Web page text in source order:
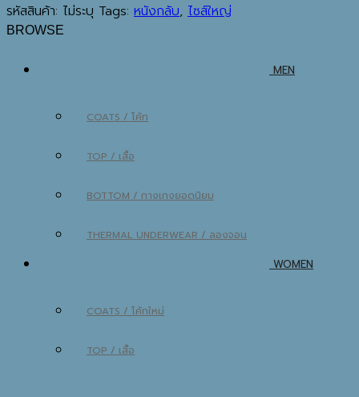
รหัสสินค้า: ไม่ระบุ Tags: หนังกลับ, ไซส์ใหญ่
BROWSE
MEN
COATS / โค้ท
TOP / เสื้อ
BOTTOM / กางเกง
THERMAL UNDERWEAR / ลองจอน
WOMEN
COATS / โค้ท
TOP / เสื้อ